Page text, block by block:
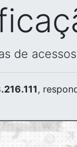
de
,